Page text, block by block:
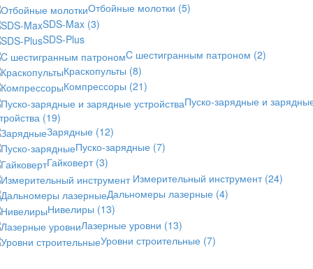
Отбойные молотки (5)
SDS-Max (3)
SDS-Plus
C шестигранным патроном (2)
Краскопульты (8)
Компрессоры (21)
Пуско-зарядные и
(19)
Зарядные (12)
Пуско-зарядные (7)
Гайковерт (3)
Измерительный инструмент (24)
Дальномеры лазерные (4)
Нивелиры (13)
Лазерные уровни (13)
Уровни строительные (7)